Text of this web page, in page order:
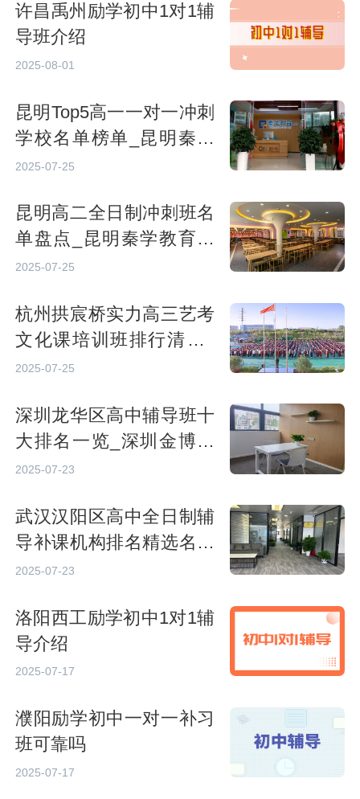
许昌禹州励学初中1对1辅
导班介绍
2025-08-01
昆明Top5高一一对一冲刺
学校名单榜单_昆明秦学
教育上东城校区
2025-07-25
昆明高二全日制冲刺班名
单盘点_昆明秦学教育北
市校区
2025-07-25
杭州拱宸桥实力高三艺考
文化课培训班排行清单_
杭州秦学教育
2025-07-25
深圳龙华区高中辅导班十
大排名一览_深圳金博教
育
2025-07-23
武汉汉阳区高中全日制辅
导补课机构排名精选名单
_武汉金博教育
2025-07-23
洛阳西工励学初中1对1辅
导介绍
2025-07-17
濮阳励学初中一对一补习
班可靠吗
2025-07-17